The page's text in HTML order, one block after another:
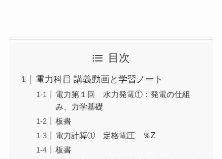
目次
電力科目 講義動画と学習ノート
電力第１回 水力発電①：発電の仕組
み、力学基礎
板書
電力計算① 定格電圧 ％Z
板書